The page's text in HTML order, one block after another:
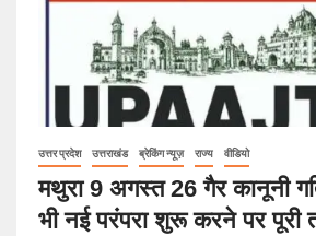
उत्तर प्रदेश उत्तराखंड ब्रेकिंग न्यूज़ राज्य वीडियो
मथुरा 9 अगस्त 26 गैर कानूनी
भी नई परंपरा शुरू करने पर पूरी